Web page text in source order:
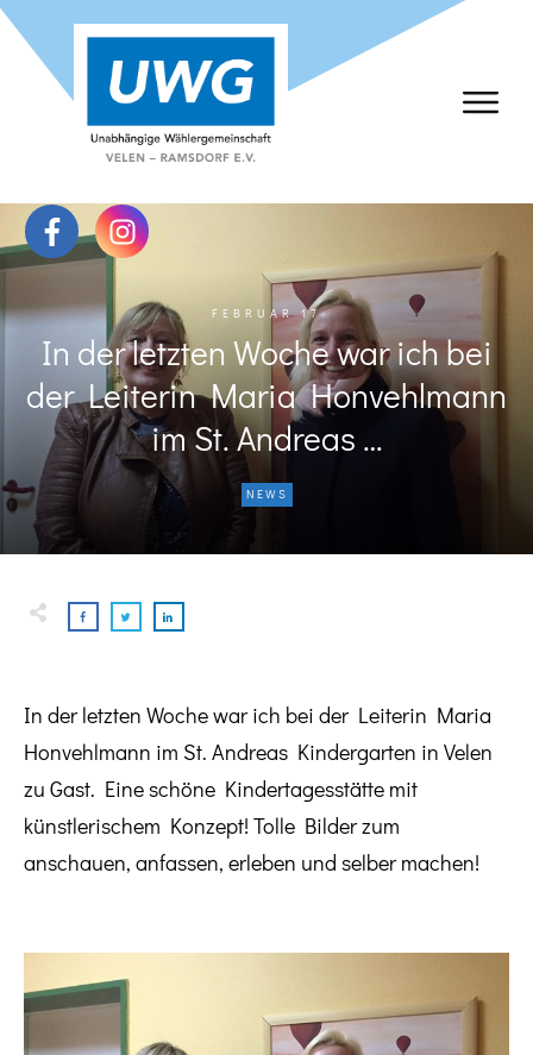
FEBRUAR 17
In der letzten Woche war ich bei
der Leiterin Maria Honvehlmann
im St. Andreas …
NEWS
In der letzten Woche war ich bei der Leiterin Maria
Honvehlmann im St. Andreas Kindergarten in Velen
zu Gast. Eine schöne Kindertagesstätte mit
künstlerischem Konzept! Tolle Bilder zum
anschauen, anfassen, erleben und selber machen!